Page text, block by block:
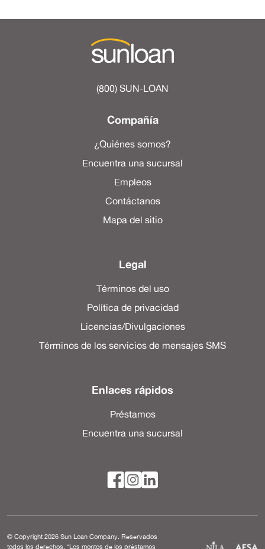
(800) SUN-LOAN
Compañía
¿Quiénes somos?
Encuentra una sucursal
Empleos
Contáctanos
Mapa del sitio
Legal
Términos del uso
Política de privacidad
Licencias/Divulgaciones
Términos de los servicios de mensajes SMS
Enlaces rápidos
Préstamos
Encuentra una sucursal
© Copyright 2026 Sun Loan Company. Reservados
todos los derechos. *Los montos de los préstamos